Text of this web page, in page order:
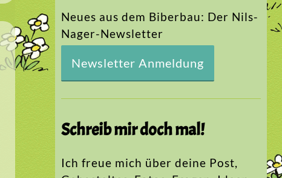
Neues aus dem Biberbau: Der Nils-
Nager-Newsletter
Newsletter Anmeldung
Schreib mir doch mal!
Ich freue mich über deine Post,